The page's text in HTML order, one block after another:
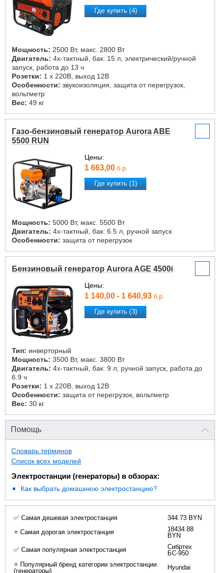
Где купить (4)
Мощность: 2500 Вт, макс. 2800 Вт
Двигатель: 4х-тактный, бак: 15 л, электрический/ручной
запуск, работа до 13 ч
Розетки: 1 х 220В, выход 12В
Особенности: звукоизоляция, защита от перегрузок,
вольтметр
Вес: 49 кг
Газо-бензиновый генератор Aurora ABE
5500 RUN
Цены:
1 663,00 б.р.
Где купить (1)
Мощность: 5000 Вт, макс. 5500 Вт
Двигатель: 4х-тактный, бак: 6.5 л, ручной запуск
Особенности: защита от перегрузок
Бензиновый генератор Aurora AGE 4500i
Цены:
1 140,00 - 1 640,93 б.р.
Где купить (3)
Тип: инверторный
Мощность: 3500 Вт, макс. 3800 Вт
Двигатель: 4х-тактный, бак: 9 л, ручной запуск, работа до
6.9 ч
Розетки: 1 х 220В, выход 12В
Особенности: защита от перегрузок, вольтметр
Вес: 30 кг
Помощь
Словарь терминов
Список всех моделей
Электростанции (генераторы) в обзорах:
Как выбрать домашнюю электростанцию?
✅ Самая дешевая электростанция
344.73 BYN
⭐ Самая дорогая электростанция
18434.88
BYN
✅ Самая популярная электростанция
Сибртех
БС-950
⭐ Популярный бренд категории электростанции
(генераторы)
Hyundai